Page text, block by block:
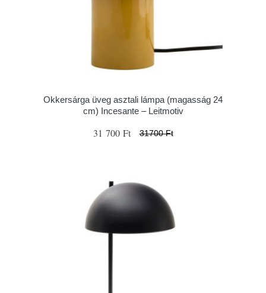
Okkersárga üveg asztali lámpa (magasság 24
cm) Incesante – Leitmotiv
31 700 Ft 31700 Ft